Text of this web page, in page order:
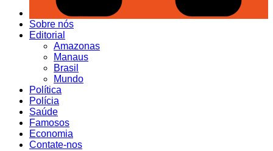
Sobre nós
Editorial
Amazonas
Manaus
Brasil
Mundo
Política
Polícia
Saúde
Famosos
Economia
Contate-nos